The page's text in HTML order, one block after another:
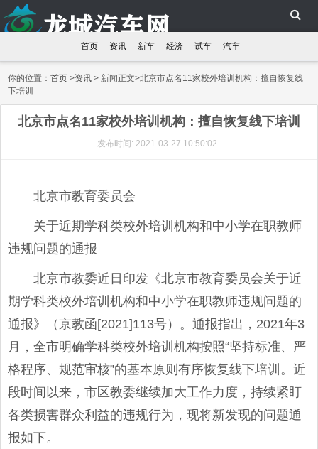
首页 资讯 新车 经济 试车 汽车
你的位置：首页 >资讯 > 新闻正文>北京市点名11家校外培训机构：擅自恢复线
下培训
北京市点名11家校外培训机构：擅自恢复线下培训
发布时间: 2021-03-27 10:50:02
北京市教育委员会
关于近期学科类校外培训机构和中小学在职教师
违规问题的通报
北京市教委近日印发《北京市教育委员会关于近
期学科类校外培训机构和中小学在职教师违规问题的
通报》（京教函[2021]113号）。通报指出，2021年3
月，全市明确学科类校外培训机构按照“坚持标准、严
格程序、规范审核”的基本原则有序恢复线下培训。近
段时间以来，市区教委继续加大工作力度，持续紧盯
各类损害群众利益的违规行为，现将新发现的问题通
报如下。